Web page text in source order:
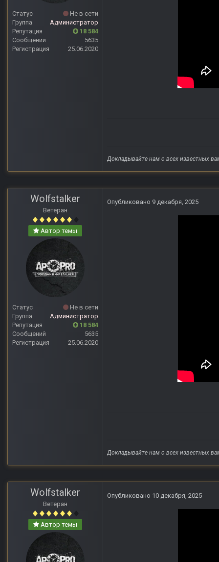
Статус
Не в сети
Группа
Администратор
Репутация
18 584
Сообщений
5635
Регистрация
25.06.2020
Докладывайте нам о всех известных
Wolfstalker
Ветеран
Автор темы
Статус
Не в сети
Группа
Администратор
Репутация
18 584
Сообщений
5635
Регистрация
25.06.2020
Опубликовано 9 декабря, 2025
Докладывайте нам о всех известных
Wolfstalker
Ветеран
Автор темы
Опубликовано 10 декабря, 2025